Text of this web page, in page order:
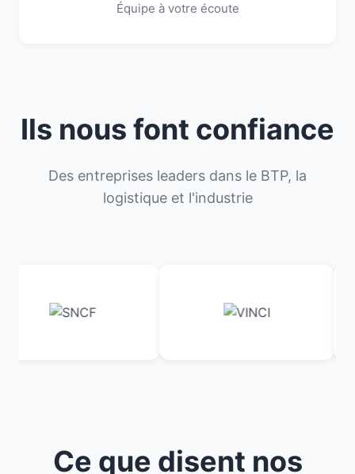
Équipe à votre écoute
Ils nous font confiance
Des entreprises leaders dans le BTP, la
logistique et l'industrie
Ce que disent nos